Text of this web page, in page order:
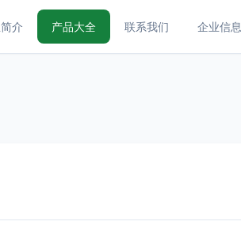
介 产品大全 联系我们 企业信息